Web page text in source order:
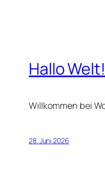
Hallo Welt!
Willkommen bei
28. Juni 2026